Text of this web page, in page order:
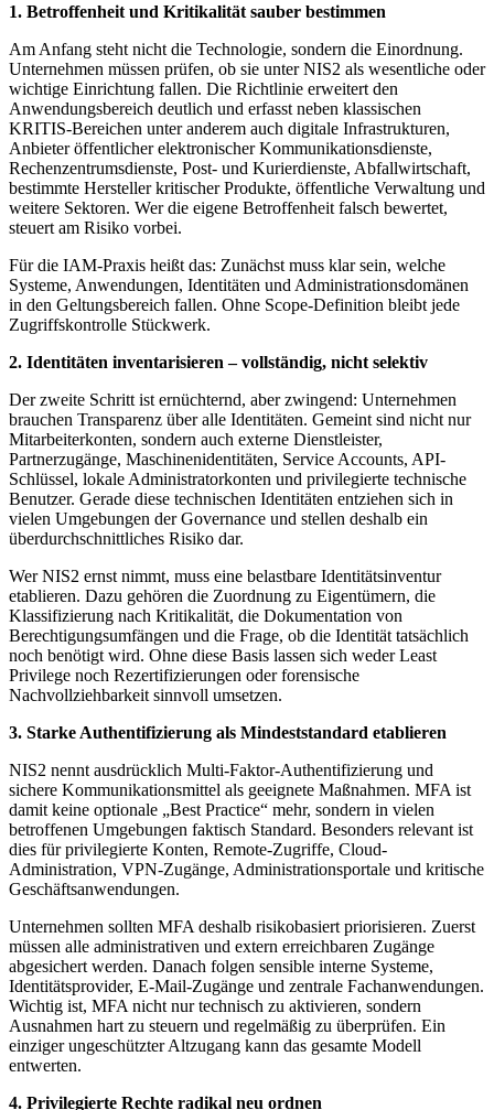
1. Betroffenheit und Kritikalität sauber bestimmen
Am Anfang steht nicht die Technologie, sondern die Einordnung.
Unternehmen müssen prüfen, ob sie unter NIS2 als wesentliche oder
wichtige Einrichtung fallen. Die Richtlinie erweitert den
Anwendungsbereich deutlich und erfasst neben klassischen
KRITIS-Bereichen unter anderem auch digitale Infrastrukturen,
Anbieter öffentlicher elektronischer Kommunikationsdienste,
Rechenzentrumsdienste, Post- und Kurierdienste, Abfallwirtschaft,
bestimmte Hersteller kritischer Produkte, öffentliche Verwaltung und
weitere Sektoren. Wer die eigene Betroffenheit falsch bewertet,
steuert am Risiko vorbei.
Für die IAM-Praxis heißt das: Zunächst muss klar sein, welche
Systeme, Anwendungen, Identitäten und Administrationsdomänen
in den Geltungsbereich fallen. Ohne Scope-Definition bleibt jede
Zugriffskontrolle Stückwerk.
2. Identitäten inventarisieren – vollständig, nicht selektiv
Der zweite Schritt ist ernüchternd, aber zwingend: Unternehmen
brauchen Transparenz über alle Identitäten. Gemeint sind nicht nur
Mitarbeiterkonten, sondern auch externe Dienstleister,
Partnerzugänge, Maschinenidentitäten, Service Accounts, API-
Schlüssel, lokale Administratorkonten und privilegierte technische
Benutzer. Gerade diese technischen Identitäten entziehen sich in
vielen Umgebungen der Governance und stellen deshalb ein
überdurchschnittliches Risiko dar.
Wer NIS2 ernst nimmt, muss eine belastbare Identitätsinventur
etablieren. Dazu gehören die Zuordnung zu Eigentümern, die
Klassifizierung nach Kritikalität, die Dokumentation von
Berechtigungsumfängen und die Frage, ob die Identität tatsächlich
noch benötigt wird. Ohne diese Basis lassen sich weder Least
Privilege noch Rezertifizierungen oder forensische
Nachvollziehbarkeit sinnvoll umsetzen.
3. Starke Authentifizierung als Mindeststandard etablieren
NIS2 nennt ausdrücklich Multi-Faktor-Authentifizierung und
sichere Kommunikationsmittel als geeignete Maßnahmen. MFA ist
damit keine optionale „Best Practice“ mehr, sondern in vielen
betroffenen Umgebungen faktisch Standard. Besonders relevant ist
dies für privilegierte Konten, Remote-Zugriffe, Cloud-
Administration, VPN-Zugänge, Administrationsportale und kritische
Geschäftsanwendungen.
Unternehmen sollten MFA deshalb risikobasiert priorisieren. Zuerst
müssen alle administrativen und extern erreichbaren Zugänge
abgesichert werden. Danach folgen sensible interne Systeme,
Identitätsprovider, E-Mail-Zugänge und zentrale Fachanwendungen.
Wichtig ist, MFA nicht nur technisch zu aktivieren, sondern
Ausnahmen hart zu steuern und regelmäßig zu überprüfen. Ein
einziger ungeschützter Altzugang kann das gesamte Modell
entwerten.
4. Privilegierte Rechte radikal neu ordnen